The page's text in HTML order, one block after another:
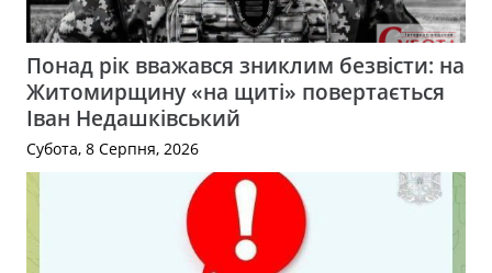
Понад рік вважався зниклим безвісти: на
Житомирщину «на щиті» повертається
Іван Недашківський
Субота, 8 Серпня, 2026